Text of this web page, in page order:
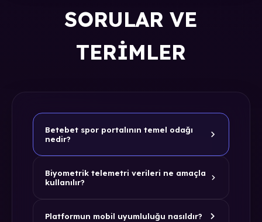
SORULAR VE
TERIMLER
Betebet spor portalının temel odağı
nedir?
Biyometrik telemetri verileri ne amaçla
kullanılır?
Platformun mobil uyumluluğu nasıldır?